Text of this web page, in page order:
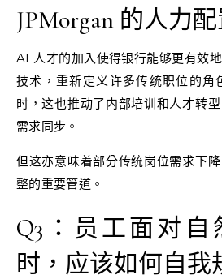
JPMorgan 的人力配
AI 人才的加入使得银行能够更有效
技术，重新定义许多传统职位的角
时，这也推动了内部培训和人才转
需求同步。
但这亦意味着部分传统岗位需求下
整的重要管道。
Q3：员工面对
时，应该如何自我